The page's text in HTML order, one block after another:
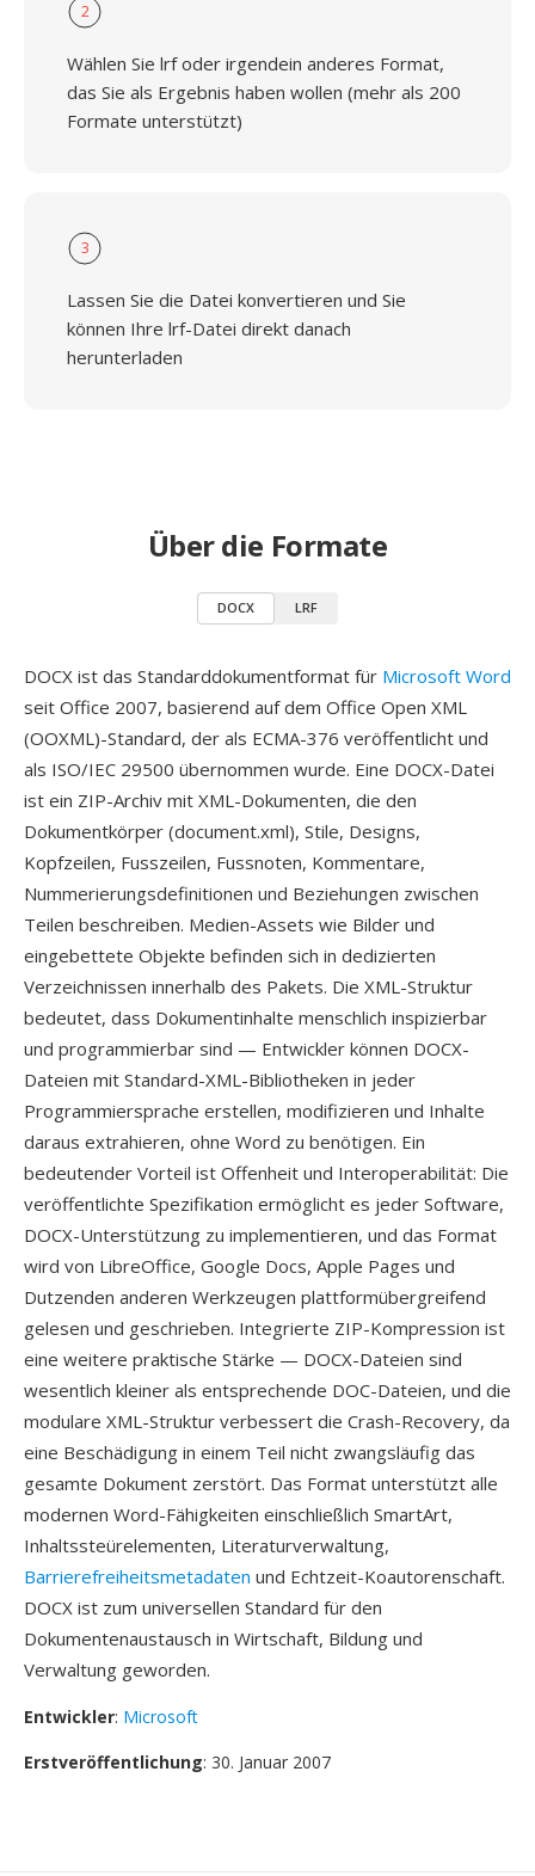
2
Wählen Sie lrf oder irgendein anderes Format,
das Sie als Ergebnis haben wollen (mehr als 200
Formate unterstützt)
3
Lassen Sie die Datei konvertieren und Sie
können Ihre lrf-Datei direkt danach
herunterladen
Über die Formate
DOCX LRF
DOCX ist das Standarddokumentformat für Microsoft Word
seit Office 2007, basierend auf dem Office Open XML
(OOXML)-Standard, der als ECMA-376 veröffentlicht und
als ISO/IEC 29500 übernommen wurde. Eine DOCX-Datei
ist ein ZIP-Archiv mit XML-Dokumenten, die den
Dokumentkörper (document.xml), Stile, Designs,
Kopfzeilen, Fusszeilen, Fussnoten, Kommentare,
Nummerierungsdefinitionen und Beziehungen zwischen
Teilen beschreiben. Medien-Assets wie Bilder und
eingebettete Objekte befinden sich in dedizierten
Verzeichnissen innerhalb des Pakets. Die XML-Struktur
bedeutet, dass Dokumentinhalte menschlich inspizierbar
und programmierbar sind — Entwickler können DOCX-
Dateien mit Standard-XML-Bibliotheken in jeder
Programmiersprache erstellen, modifizieren und Inhalte
daraus extrahieren, ohne Word zu benötigen. Ein
bedeutender Vorteil ist Offenheit und Interoperabilität: Die
veröffentlichte Spezifikation ermöglicht es jeder Software,
DOCX-Unterstützung zu implementieren, und das Format
wird von LibreOffice, Google Docs, Apple Pages und
Dutzenden anderen Werkzeugen plattformübergreifend
gelesen und geschrieben. Integrierte ZIP-Kompression ist
eine weitere praktische Stärke — DOCX-Dateien sind
wesentlich kleiner als entsprechende DOC-Dateien, und die
modulare XML-Struktur verbessert die Crash-Recovery, da
eine Beschädigung in einem Teil nicht zwangsläufig das
gesamte Dokument zerstört. Das Format unterstützt alle
modernen Word-Fähigkeiten einschließlich SmartArt,
Inhaltssteürelementen, Literaturverwaltung,
Barrierefreiheitsmetadaten und Echtzeit-Koautorenschaft.
DOCX ist zum universellen Standard für den
Dokumentenaustausch in Wirtschaft, Bildung und
Verwaltung geworden.
Entwickler: Microsoft
Erstveröffentlichung: 30. Januar 2007